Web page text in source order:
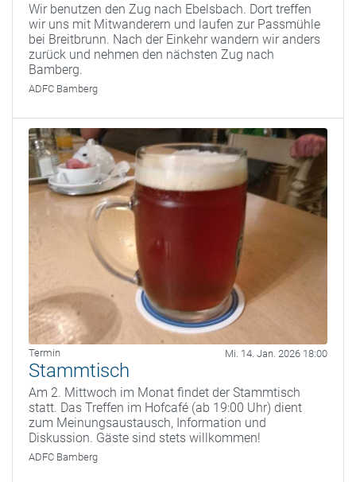
Wir benutzen den Zug nach Ebelsbach. Dort treffen
wir uns mit Mitwanderern und laufen zur Passmühle
bei Breitbrunn. Nach der Einkehr wandern wir anders
zurück und nehmen den nächsten Zug nach
Bamberg.
ADFC Bamberg
Termin Mi. 14. Jan. 2026 18:00
Stammtisch
Am 2. Mittwoch im Monat findet der Stammtisch
statt. Das Treffen im Hofcafé (ab 19:00 Uhr) dient
zum Meinungsaustausch, Information und
Diskussion. Gäste sind stets willkommen!
ADFC Bamberg